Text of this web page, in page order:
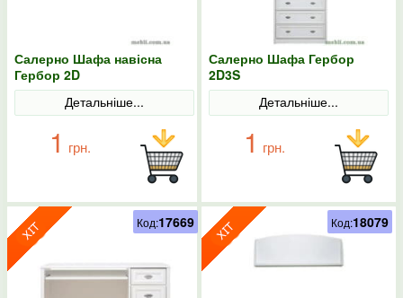
Салерно Шафа навісна
Гербор 2D
Детальніше...
1 грн.
Салерно Шафа Гербор
2D3S
Детальніше...
1 грн.
Код:17669 Код:18079